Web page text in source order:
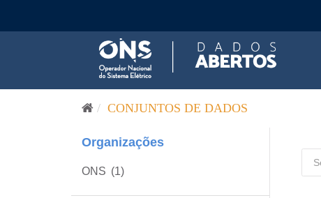
CONJUNTOS DE DADOS
Organizações
ONS (1)